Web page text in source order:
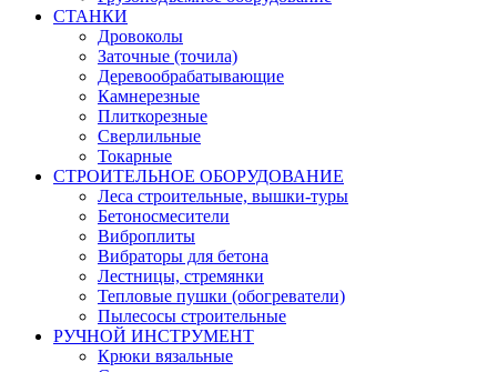
СТАНКИ
Дровоколы
Заточные (точила)
Деревообрабатывающие
Камнерезные
Плиткорезные
Сверлильные
Токарные
СТРОИТЕЛЬНОЕ ОБОРУДОВАНИЕ
Леса строительные, вышки-туры
Бетоносмесители
Виброплиты
Вибраторы для бетона
Лестницы, стремянки
Тепловые пушки (обогреватели)
Пылесосы строительные
РУЧНОЙ ИНСТРУМЕНТ
Крюки вязальные